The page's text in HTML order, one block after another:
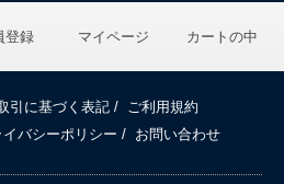
登録 マイページ カートの中
引に基づく表記 /
ご利用規約
イバシーポリシー / お問い合わせ